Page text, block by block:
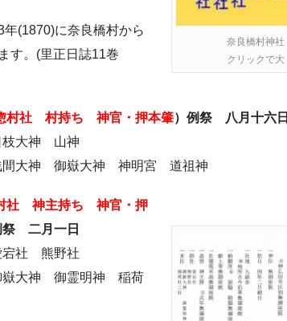
奈良橋村神社
クリックで大
(1870)に奈良橋村から
す。(里正日誌11巻
村社 村持ち 神官・押本肇）例祭 八月十六日
大神 山神
大神 御嶽大神 神明宮 道祖神
社 神主持ち 神官・押
祭 二月一日
社 熊野社
大神 御霊明神 稲荷